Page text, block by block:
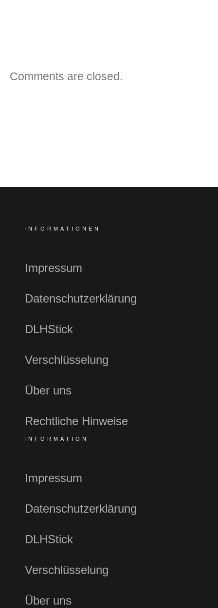
Comments are closed.
INFORMATIONEN
Impressum
Datenschutzerklärung
DLHStick
Verschlüsselung
Über uns
Rechtliche Hinweise
INFORMATION
Impressum
Datenschutzerklärung
DLHStick
Verschlüsselung
Über uns